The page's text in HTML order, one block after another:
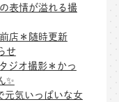
表情が溢れる撮
店＊随時更新
せ
ジオ撮影＊かっ
✨
元気いっぱいな女